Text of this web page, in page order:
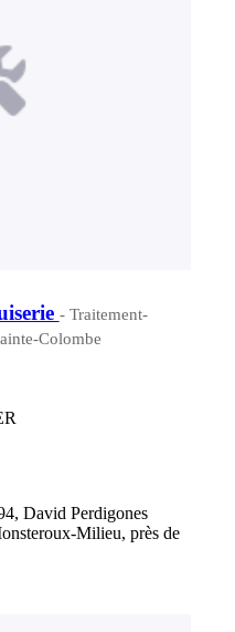
- Traitement-
Colombe
David Perdigones
Milieu, près de